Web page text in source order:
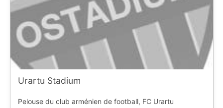
Urartu Stadium
Pelouse du club arménien de football, FC Urartu